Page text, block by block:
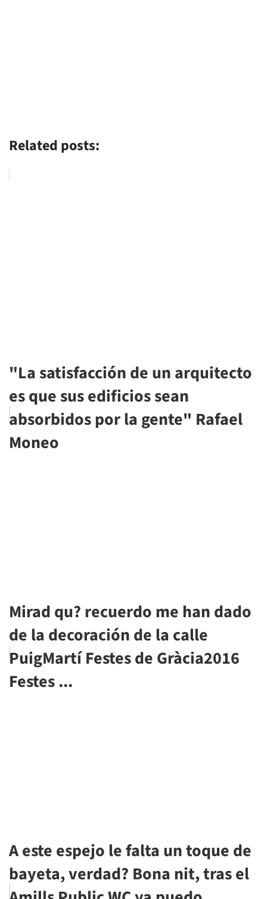
Related posts:
"La satisfacción de un arquitecto
es que sus edificios sean
absorbidos por la gente" Rafael
Moneo
Mirad qu? recuerdo me han dado
de la decoración de la calle
PuigMartí Festes de Gràcia2016
Festes ...
A este espejo le falta un toque de
bayeta, verdad? Bona nit, tras el